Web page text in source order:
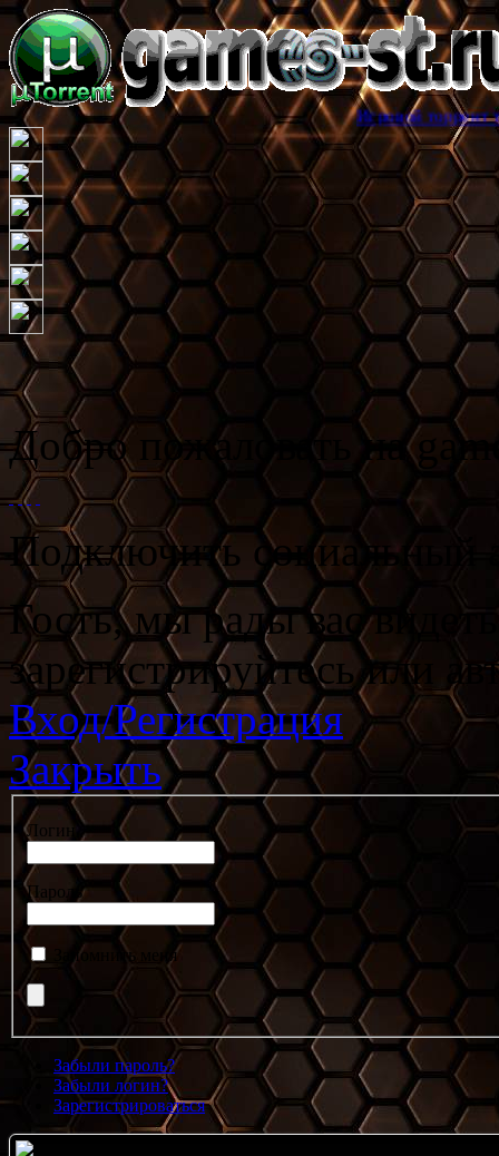
Игровой торрент трекер
Добро пожаловать на
Подключить социальный
Гость, мы рады вас
зарегистрируйтесь или
Вход/Регистрация
Закрыть
Логин
Пароль
Запомнить меня
Забыли пароль?
Забыли логин?
Зарегистрироваться